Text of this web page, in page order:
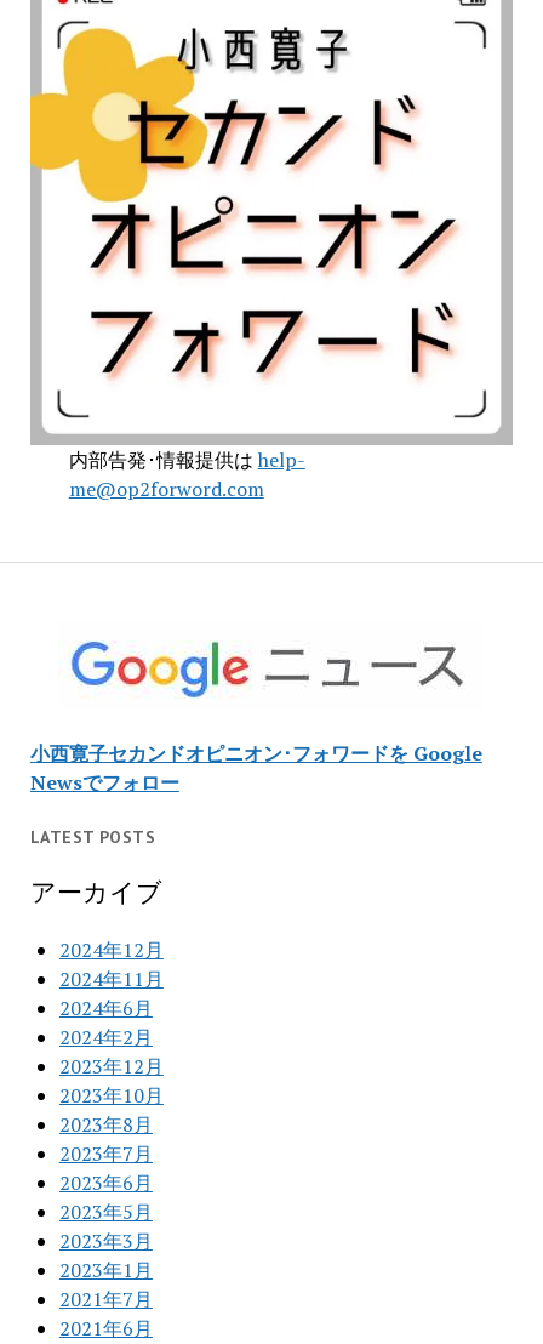
内部告発･情報提供は help-
me@op2forword.com
小西寛子セカンドオピニオン･フォワードを Google
Newsでフォロー
LATEST POSTS
アーカイブ
2024年12月
2024年11月
2024年6月
2024年2月
2023年12月
2023年10月
2023年8月
2023年7月
2023年6月
2023年5月
2023年3月
2023年1月
2021年7月
2021年6月